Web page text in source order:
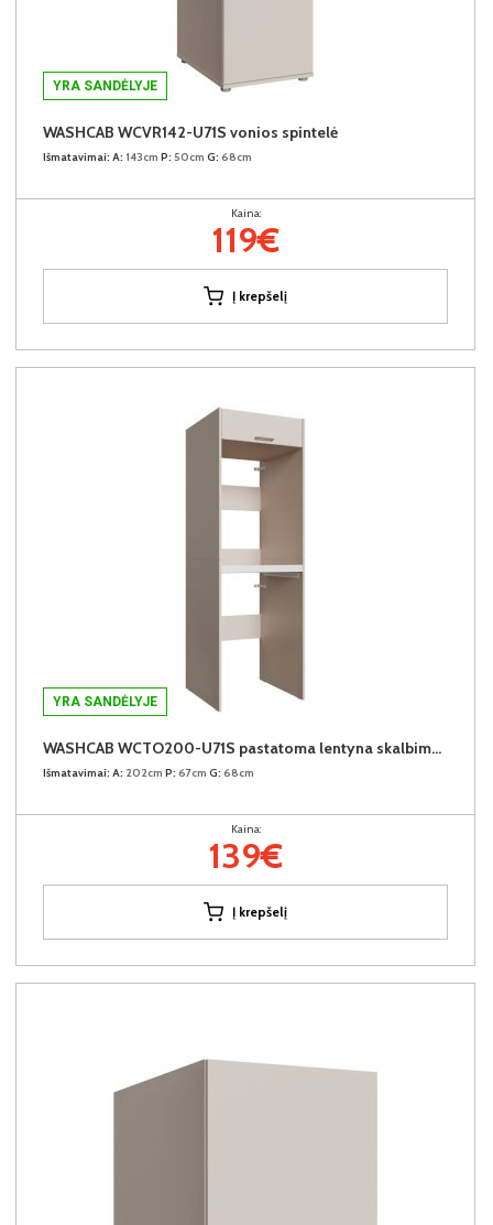
YRA SANDĖLYJE
WASHCAB WCVR142-U71S vonios spintelė
Išmatavimai: A: 143cm P: 50cm G: 68cm
Kaina:
119€
Į krepšelį
YRA SANDĖLYJE
WASHCAB WCTO200-U71S pastatoma lentyna skalbimo mašinai
Išmatavimai: A: 202cm P: 67cm G: 68cm
Kaina:
139€
Į krepšelį